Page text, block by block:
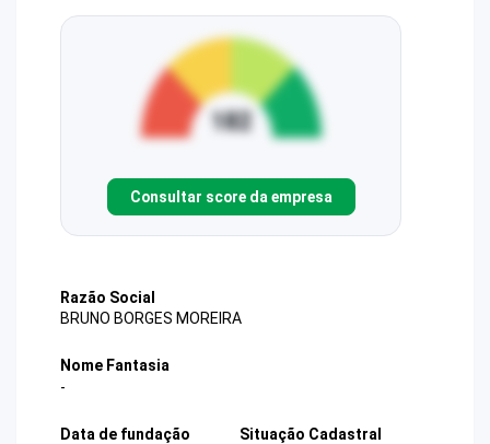
Consultar score da empresa
Razão Social
BRUNO BORGES MOREIRA
Nome Fantasia
-
Data de fundação
Situação Cadastral